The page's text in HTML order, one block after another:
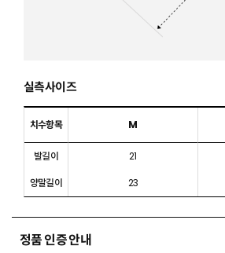
실측사이즈
치수항목 M
발길이 21
양말길이
23
정품 인증 안내